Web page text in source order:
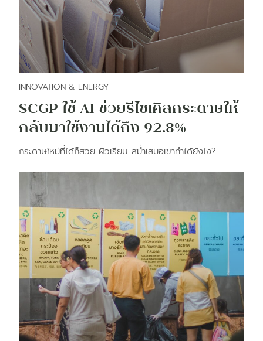
INNOVATION & ENERGY
SCGP ใช้ AI ช่วยรีไซเคิลกระดาษให้
กลับมาใช้งานได้ถึง 92.8%
กระดาษใหม่ที่ได้ก็สวย ผิวเรียบ สม่ำเสมอเขาทำได้ยังไง?